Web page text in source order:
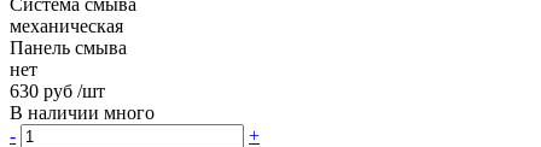
механическая
Панель смыва
нет
630 руб /шт
В наличии много
-
+